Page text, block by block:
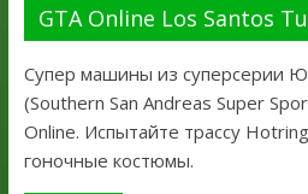
GTA Online Los Santos
Супер машины из суперсерии
(Southern San Andreas Super
Online. Испытайте трассу
гоночные костюмы.